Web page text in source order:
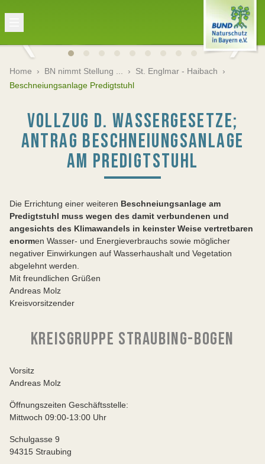
Home › BN nimmt Stellung ... › St. Englmar - Haibach ›
Beschneiungsanlage Predigtstuhl
VOLLZUG D. WASSERGESETZE;
ANTRAG BESCHNEIUNGSANLAGE
AM PREDIGTSTUHL
Die Errichtung einer weiteren Beschneiungsanlage am
Predigtstuhl muss wegen des damit verbundenen und
angesichts des Klimawandels in keinster Weise vertretbaren
enormen Wasser- und Energieverbrauchs sowie möglicher
negativer Einwirkungen auf Wasserhaushalt und Vegetation
abgelehnt werden.
Mit freundlichen Grüßen
Andreas Molz
Kreisvorsitzender
KREISGRUPPE STRAUBING-BOGEN
Vorsitz
Andreas Molz
Öffnungszeiten Geschäftsstelle:
Mittwoch 09:00-13:00 Uhr
Schulgasse 9
94315 Straubing